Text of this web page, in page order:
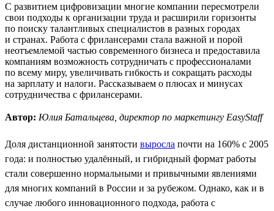
С развитием цифровизации многие компании пересмотрели
свои подходы к организации труда и расширили горизонты
по поиску талантливых специалистов в разных городах
и странах. Работа с фрилансерами стала важной и порой
неотъемлемой частью современного бизнеса и предоставила
компаниям возможность сотрудничать с профессионалами
по всему миру, увеличивать гибкость и сокращать расходы
на зарплату и налоги. Рассказываем о плюсах и минусах
сотрудничества с фрилансерами.
Автор: Юлия Батальцева, директор по маркетингу EasyStaff
Доля дистанционной занятости выросла почти на 160% с 2005
года: и полностью удалённый, и гибридный формат работы
стали совершенно нормальными и привычными явлениями
для многих компаний в России и за рубежом. Однако, как и в
случае любого инновационного подхода, работа с